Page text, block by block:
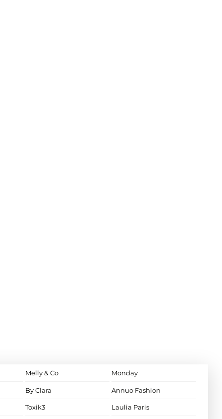
Melly & Co Monday
By Clara Annuo Fashion
Toxik3 Laulia Paris